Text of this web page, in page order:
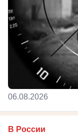
06.08.2026
В России